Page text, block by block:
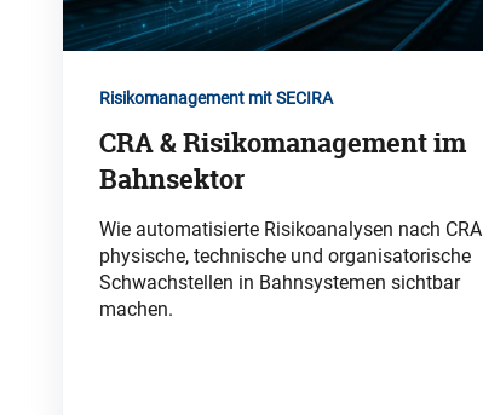
Risikomanagement mit SECIRA
CRA & Risikomanagement im
Bahnsektor
Wie automatisierte Risikoanalysen nach CRA
physische, technische und organisatorische
Schwachstellen in Bahnsystemen sichtbar
machen.